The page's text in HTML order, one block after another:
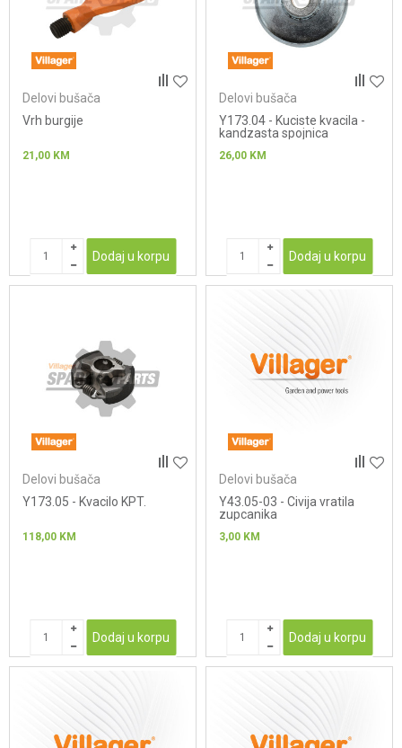
Delovi bušača
Vrh burgije
21,00 KM
Dodaj u korpu
Delovi bušača
Y173.04 - Kuciste kvacila -
kandzasta spojnica
26,00 KM
Dodaj u korpu
Delovi bušača
Y173.05 - Kvacilo KPT.
118,00 KM
Dodaj u korpu
Delovi bušača
Y43.05-03 - Civija vratila
zupcanika
3,00 KM
Dodaj u korpu